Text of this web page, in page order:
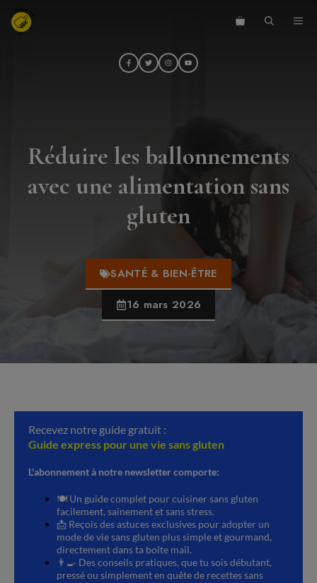
Aller
au
Réduire les ballonnements
avec une alimentation sans
gluten
SANTÉ & BIEN-ÊTRE
16 mars 2026